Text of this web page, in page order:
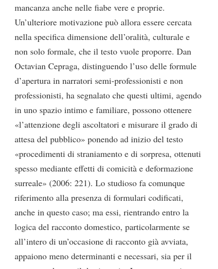
mancanza anche nelle fiabe vere e proprie.
Un’ulteriore motivazione può allora essere cercata
nella specifica dimensione dell’oralità, culturale e
non solo formale, che il testo vuole proporre. Dan
Octavian Cepraga, distinguendo l’uso delle formule
d’apertura in narratori semi-professionisti e non
professionisti, ha segnalato che questi ultimi, agendo
in uno spazio intimo e familiare, possono ottenere
«l’attenzione degli ascoltatori e misurare il grado di
attesa del pubblico» ponendo ad inizio del testo
«procedimenti di straniamento e di sorpresa, ottenuti
spesso mediante effetti di comicità e deformazione
surreale» (2006: 221). Lo studioso fa comunque
riferimento alla presenza di formulari codificati,
anche in questo caso; ma essi, rientrando entro la
logica del racconto domestico, particolarmente se
all’intero di un’occasione di racconto già avviata,
appaiono meno determinanti e necessari, sia per il